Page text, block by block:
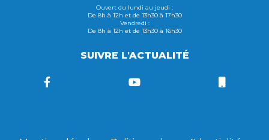
Ouvert du lundi au jeudi :
De 8h à 12h et de 13h30 à 17h30
Vendredi :
De 8h à 12h et de 13h30 à 16h30
SUIVRE L'ACTUALITÉ